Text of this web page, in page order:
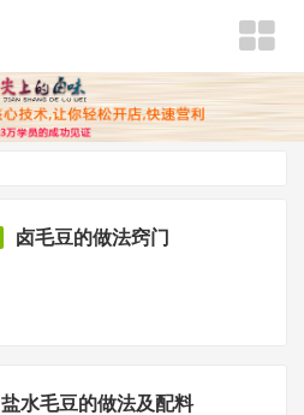
卤毛豆的做法窍门
盐水毛豆的做法及配料